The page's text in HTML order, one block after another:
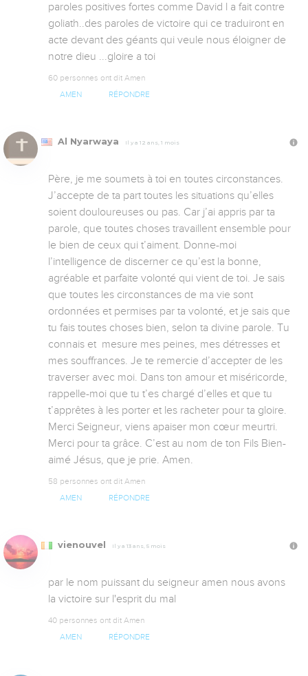
paroles positives fortes comme David l a fait contre
goliath..des paroles de victoire qui ce traduiront en
acte devant des géants qui veule nous éloigner de
notre dieu ...gloire a toi
60 personnes ont dit Amen
AMEN RÉPONDRE
Al Nyarwaya Il y a 12 ans, 1 mois
Père, je me soumets à toi en toutes circonstances.
J’accepte de ta part toutes les situations qu’elles
soient douloureuses ou pas. Car j’ai appris par ta
parole, que toutes choses travaillent ensemble pour
le bien de ceux qui t’aiment. Donne-moi
l’intelligence de discerner ce qu’est la bonne,
agréable et parfaite volonté qui vient de toi. Je sais
que toutes les circonstances de ma vie sont
ordonnées et permises par ta volonté, et je sais que
tu fais toutes choses bien, selon ta divine parole. Tu
connais et  mesure mes peines, mes détresses et
mes souffrances. Je te remercie d’accepter de les
traverser avec moi. Dans ton amour et miséricorde,
rappelle-moi que tu t’es chargé d’elles et que tu
t’apprêtes à les porter et les racheter pour ta gloire.
Merci Seigneur, viens apaiser mon cœur meurtri.
Merci pour ta grâce. C’est au nom de ton Fils Bien-
aimé Jésus, que je prie. Amen.
58 personnes ont dit Amen
AMEN RÉPONDRE
vienouvel Il y a 13 ans, 5 mois
par le nom puissant du seigneur amen nous avons
la victoire sur l'esprit du mal
40 personnes ont dit Amen
AMEN RÉPONDRE